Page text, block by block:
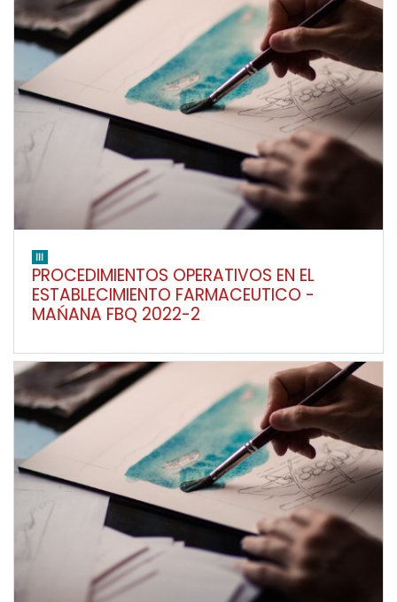
III
PROCEDIMIENTOS OPERATIVOS EN EL
ESTABLECIMIENTO FARMACEUTICO -
MAŃANA FBQ 2022-2